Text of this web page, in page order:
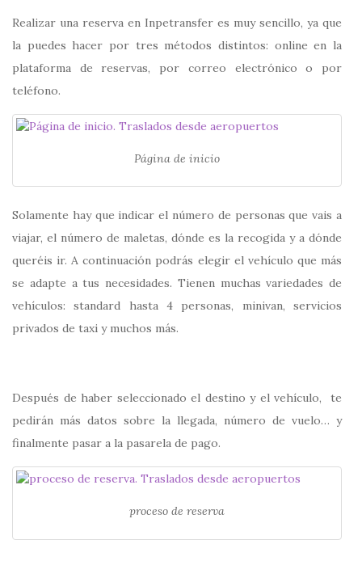
Realizar una reserva en Inpetransfer es muy sencillo, ya que
la puedes hacer por tres métodos distintos: online en la
plataforma de reservas, por correo electrónico o por
teléfono.
Página de inicio
Solamente hay que indicar el número de personas que vais a
viajar, el número de maletas, dónde es la recogida y a dónde
queréis ir. A continuación podrás elegir el vehículo que más
se adapte a tus necesidades. Tienen muchas variedades de
vehículos: standard hasta 4 personas, minivan, servicios
privados de taxi y muchos más.
Después de haber seleccionado el destino y el vehículo, te
pedirán más datos sobre la llegada, número de vuelo… y
finalmente pasar a la pasarela de pago.
proceso de reserva